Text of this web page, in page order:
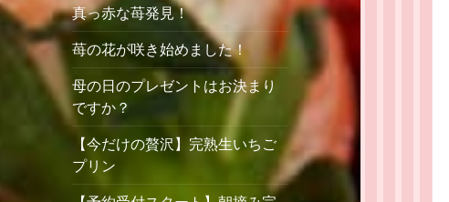
真っ赤な苺発見！
苺の花が咲き始めました！
母の日のプレゼントはお決まり
ですか？
【今だけの贅沢】完熟生いちご
プリン